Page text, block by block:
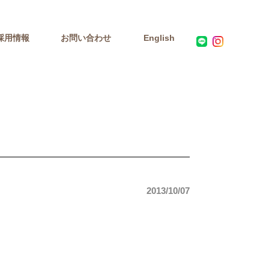
用情報 お問い合わせ English
2013/10/07